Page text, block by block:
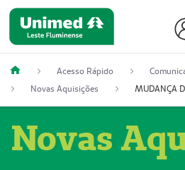
Acesso Rápido
Novas Aquisições
Novas